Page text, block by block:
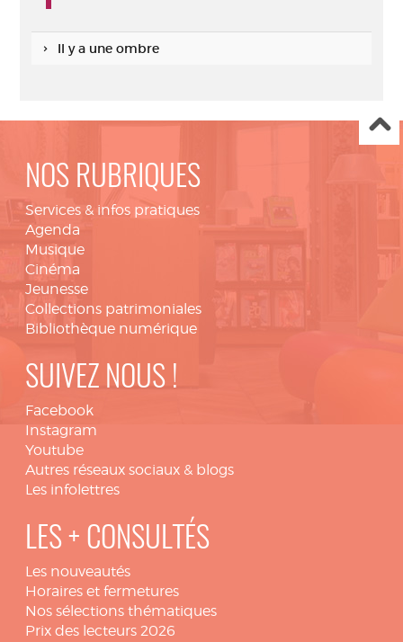
Il y a une ombre
NOS RUBRIQUES
Services & infos pratiques
Agenda
Musique
Cinéma
Jeunesse
Collections patrimoniales
Bibliothèque numérique
SUIVEZ NOUS !
Facebook
Instagram
Youtube
Autres réseaux sociaux & blogs
Les infolettres
LES + CONSULTÉS
Les nouveautés
Horaires et fermetures
Nos sélections thématiques
Prix des lecteurs 2026